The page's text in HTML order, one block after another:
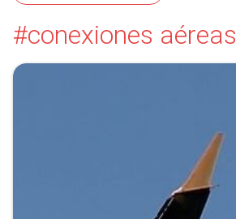
#conexiones aéreas